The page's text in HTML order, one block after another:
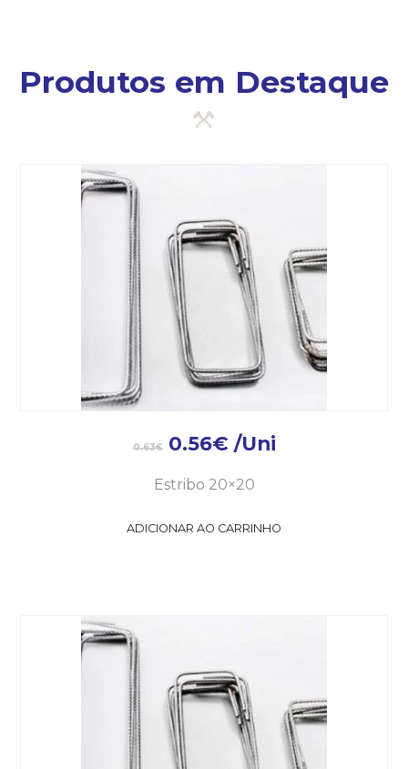
Produtos em Destaque
0.63€ 0.56€ /Uni
Estribo 20×20
ADICIONAR AO CARRINHO